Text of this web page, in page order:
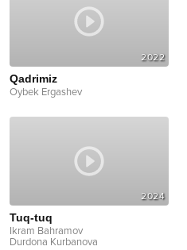
2022
Qadrimiz
Oybek Ergashev
2024
Tuq-tuq
Ikram Bahramov
Durdona Kurbanova